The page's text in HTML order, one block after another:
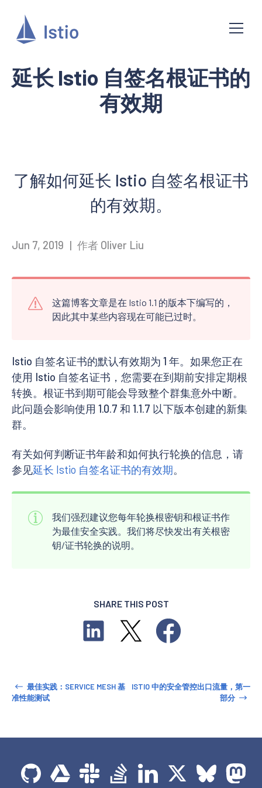
延长 Istio 自签名根证书的
有效期
了解如何延长 Istio 自签名根证书
的有效期。
Jun 7, 2019 | 作者 Oliver Liu
这篇博客文章是在 Istio 1.1 的版本下编写的，
因此其中某些内容现在可能已过时。
Istio 自签名证书的默认有效期为 1 年。如果您正在
使用 Istio 自签名证书，您需要在到期前安排定期根
转换。根证书到期可能会导致整个群集意外中断。
此问题会影响使用 1.0.7 和 1.1.7 以下版本创建的新集
群。
有关如何判断证书年龄和如何执行轮换的信息，请
参见延长 Istio 自签名证书的有效期。
我们强烈建议您每年轮换根密钥和根证书作
为最佳安全实践。我们将尽快发出有关根密
钥/证书轮换的说明。
SHARE THIS POST
最佳实践：SERVICE MESH 基
准性能测试
ISTIO 中的安全管控出口流量，第一
部分